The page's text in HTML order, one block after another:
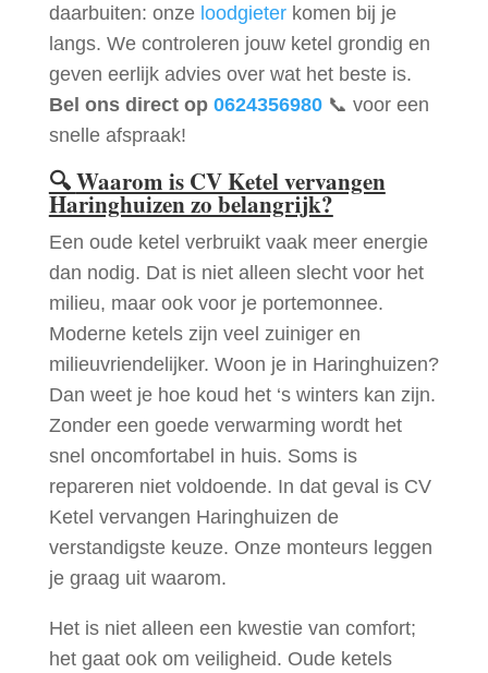
daarbuiten: onze loodgieterkomen bij je
langs. We controleren jouw ketel grondig en
geven eerlijk advies over wat het beste is.
Bel ons direct op 0624356980📞 voor een
snelle afspraak!
🔍Waarom is CV Ketel vervangen
Haringhuizen zo belangrijk?
Een oude ketel verbruikt vaak meer energie
dan nodig. Dat is niet alleen slecht voor het
milieu, maar ook voor je portemonnee.
Moderne ketels zijn veel zuiniger en
milieuvriendelijker. Woon je in Haringhuizen?
Dan weet je hoe koud het ‘s winters kan zijn.
Zonder een goede verwarming wordt het
snel oncomfortabel in huis. Soms is
repareren niet voldoende. In dat geval is CV
Ketel vervangen Haringhuizen de
verstandigste keuze. Onze monteurs leggen
je graag uit waarom.
Het is niet alleen een kwestie van comfort;
het gaat ook om veiligheid. Oude ketels